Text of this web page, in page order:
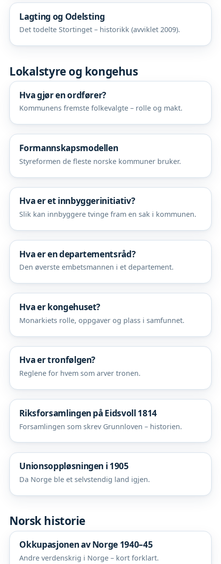
Lagting og Odelsting
Det todelte Stortinget – historikk (avviklet 2009).
Lokalstyre og kongehus
Hva gjør en ordfører?
Kommunens fremste folkevalgte – rolle og makt.
Formannskapsmodellen
Styreformen de fleste norske kommuner bruker.
Hva er et innbyggerinitiativ?
Slik kan innbyggere tvinge fram en sak i kommunen.
Hva er en departementsråd?
Den øverste embetsmannen i et departement.
Hva er kongehuset?
Monarkiets rolle, oppgaver og plass i samfunnet.
Hva er tronfølgen?
Reglene for hvem som arver tronen.
Riksforsamlingen på Eidsvoll 1814
Forsamlingen som skrev Grunnloven – historien.
Unionsoppløsningen i 1905
Da Norge ble et selvstendig land igjen.
Norsk historie
Okkupasjonen av Norge 1940–45
Andre verdenskrig i Norge – kort forklart.